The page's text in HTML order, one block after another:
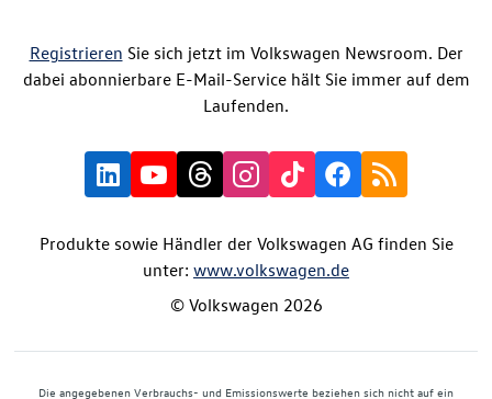
Registrieren Sie sich jetzt im Volkswagen Newsroom. Der
dabei abonnierbare E-Mail-Service hält Sie immer auf dem
Laufenden.
Produkte sowie Händler der Volkswagen AG finden Sie
unter: www.volkswagen.de
© Volkswagen 2026
Die angegebenen Verbrauchs- und Emissionswerte beziehen sich nicht auf ein